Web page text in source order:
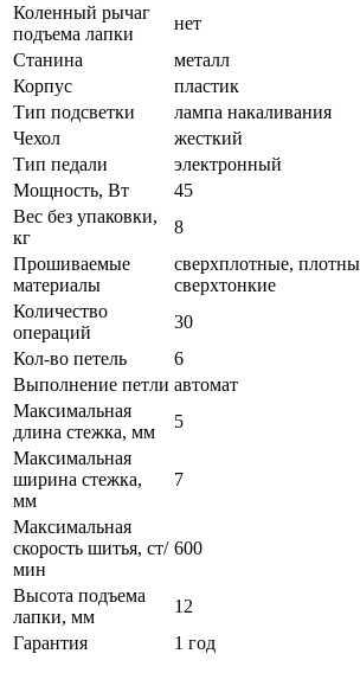
Коленный рычаг
подъема лапки
нет
Станина
металл
Корпус
пластик
Тип подсветки
лампа накаливания
Чехол
жесткий
Тип педали
электронный
Мощность, Вт
45
Вес без упаковки,
кг
8
Прошиваемые
материалы
сверхплотные,
сверхтонкие
Количество
операций
30
Кол-во петель
6
Выполнение петли автомат
Максимальная
длина стежка, мм
5
Максимальная
ширина стежка,
мм
7
Максимальная
скорость шитья, ст/
мин
600
Высота подъема
лапки, мм
12
Гарантия
1 год